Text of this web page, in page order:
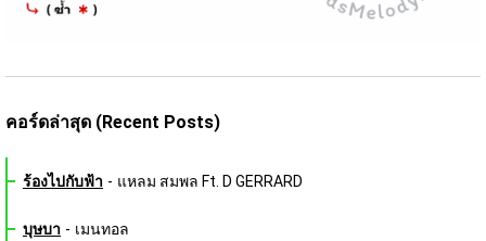
คอร์ดล่าสุด (Recent Posts)
ร้องไปกับฟ้า - แหลม สมพล Ft. D GERRARD
บุษบา - เมนทอล